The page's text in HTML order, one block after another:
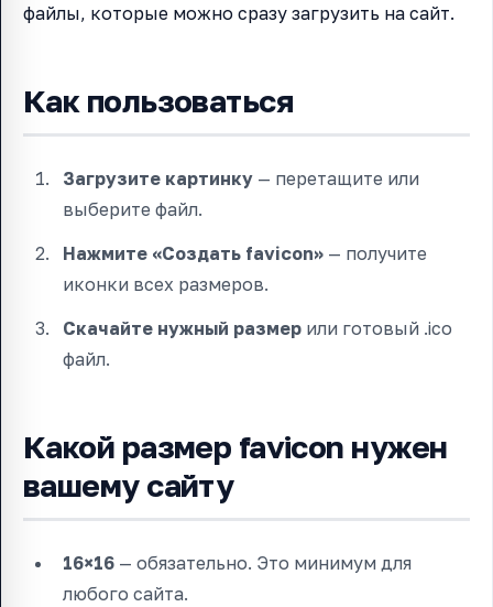
файлы, которые можно сразу загрузить на сайт.
Как пользоваться
Загрузите картинку — перетащите или
выберите файл.
Нажмите «Создать favicon» — получите
иконки всех размеров.
Скачайте нужный размер или готовый .ico
файл.
Какой размер favicon нужен
вашему сайту
16×16 — обязательно. Это минимум для
любого сайта.